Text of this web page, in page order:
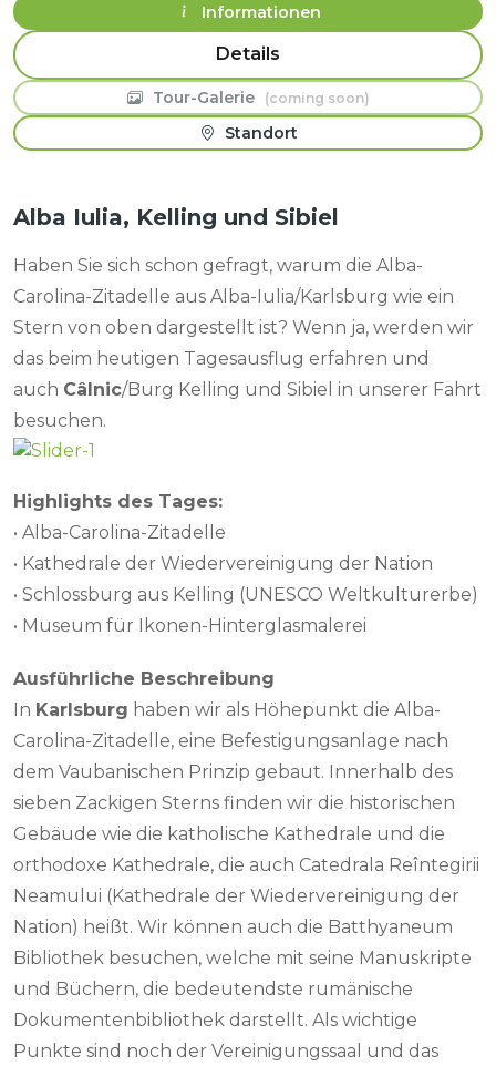
Informationen
Travel Plan
Tour-Galerie
Standort
Alba Iulia, Kelling und Sibiel
Haben Sie sich schon gefragt, warum die Alba-
Carolina-Zitadelle aus Alba-Iulia/Karlsburg wie ein
Stern von oben dargestellt ist? Wenn ja, werden wir
das beim heutigen Tagesausflug erfahren und
auch Câlnic/Burg Kelling und Sibiel in unserer Fahrt
besuchen.
Highlights des Tages:
• Alba-Carolina-Zitadelle
• Kathedrale der Wiedervereinigung der Nation
• Schlossburg aus Kelling (UNESCO Weltkulturerbe)
• Museum für Ikonen-Hinterglasmalerei
Ausführliche Beschreibung
In Karlsburg haben wir als Höhepunkt die Alba-
Carolina-Zitadelle, eine Befestigungsanlage nach
dem Vaubanischen Prinzip gebaut. Innerhalb des
sieben Zackigen Sterns finden wir die historischen
Gebäude wie die katholische Kathedrale und die
orthodoxe Kathedrale, die auch Catedrala Reîntegirii
Neamului (Kathedrale der Wiedervereinigung der
Nation) heißt. Wir können auch die Batthyaneum
Bibliothek besuchen, welche mit seine Manuskripte
und Büchern, die bedeutendste rumänische
Dokumentenbibliothek darstellt. Als wichtige
Punkte sind noch der Vereinigungssaal und das